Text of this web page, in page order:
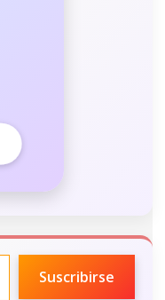
Suscribirse